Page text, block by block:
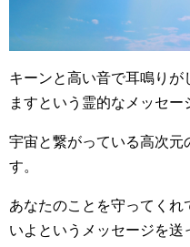
キーンと高い音で耳鳴り
ますという霊的なメッセー
宇宙と繋がっている高次元
す。
あなたのことを守ってく
いよというメッセージを送